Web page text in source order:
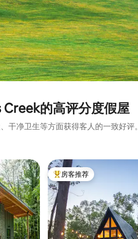
Creek的高评分度假屋
干净卫生等方面获得客人的一致好评。
热门「房客推荐」
房客推荐